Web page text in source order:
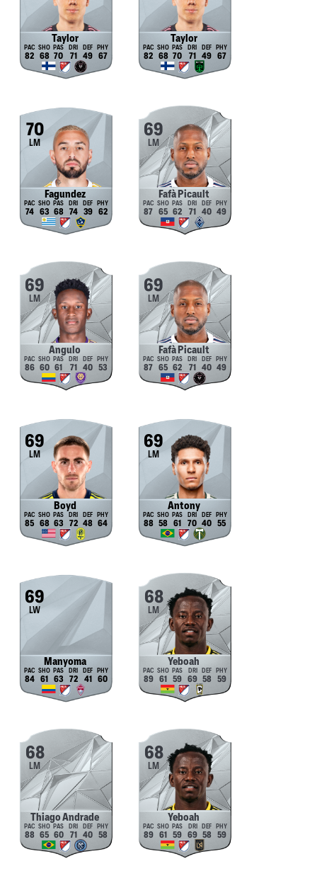
Taylor
82 68 70 71 49 67
Taylor
82 68 70 71 49 67
70
LM
Fagundez
74 63 68 74 39 62
69
LM
Fafà Picault
87 65 62 71 40 49
69
LM
Angulo
86 60 61 71 40 53
69
LM
Fafà Picault
87 65 62 71 40 49
69
LM
Boyd
85 68 63 72 48 64
69
LM
Antony
88 58 61 70 40 55
69
LW
Manyoma
84 61 63 72 41 60
68
LM
Yeboah
89 61 59 69 58 59
68
LM
Thiago Andrade
88 65 60 71 40 58
68
LM
Yeboah
89 61 59 69 58 59